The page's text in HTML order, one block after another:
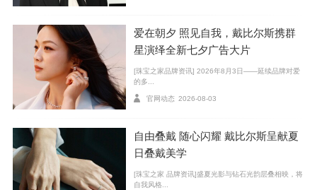
左：戴比尔斯品牌挚友蔡斯·英菲尼迪佩戴戴比尔斯亮相第79届英国
右：Snow Dance 短款白金钻石耳环；
Snow Dance 长款白金钻石耳环；
Enchanted Lotus Bloom 白金钻石戒指；
爱在朝夕 照见自我，戴比尔斯携群
星演绎全新七夕广告大片
[珠宝之家品牌资讯] 2026年8月3日——延续品牌对爱
的多...
官网动态 2026-08-03
自由叠戴 随心闪耀 戴比尔斯呈献夏
日叠戴美学
[珠宝之家 品牌资讯]盛夏光影与钻石光韵层叠相映，将
自我风格...